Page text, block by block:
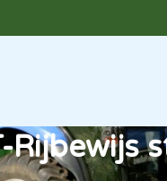
Rijbewijs